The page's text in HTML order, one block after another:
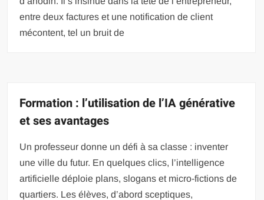
entre deux factures et une notification de client
mécontent, tel un bruit de
Formation : l’utilisation de l’IA générative
et ses avantages
Un professeur donne un défi à sa classe : inventer
une ville du futur. En quelques clics, l’intelligence
artificielle déploie plans, slogans et micro-fictions de
quartiers. Les élèves, d’abord sceptiques,